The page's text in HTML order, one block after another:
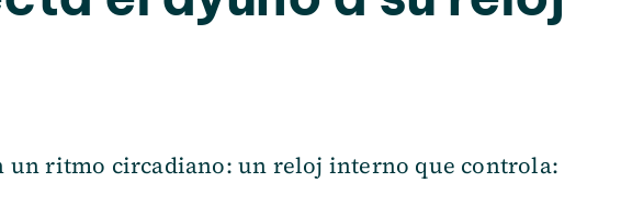
un ritmo circadiano: un reloj interno que controla: